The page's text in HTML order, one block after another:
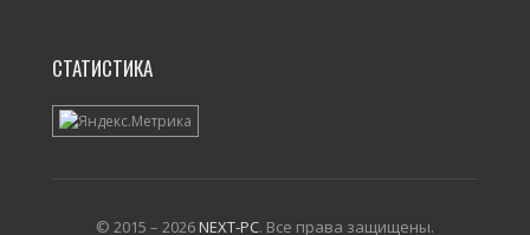
СТАТИСТИКА
© 2015 – 2026 NEXT-PC. Все права защищены.